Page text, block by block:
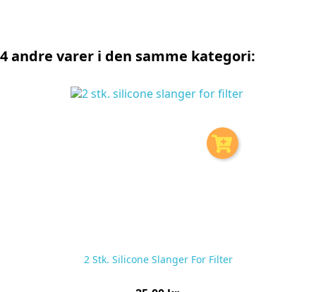
4 andre varer i den samme kategori:
2 Stk. Silicone Slanger For Filter